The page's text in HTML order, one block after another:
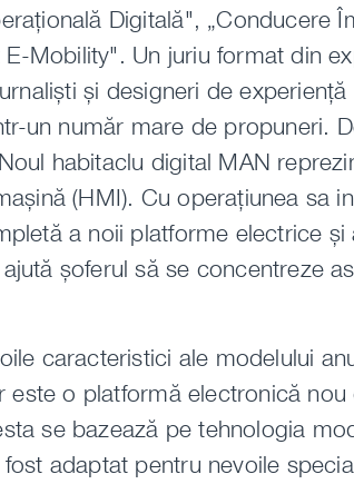
Digitală", „Conducere
E-Mobility". Un juriu format din
și designeri de
un număr mare de propuneri.
habitaclu digital MAN
(HMI). Cu operațiunea sa
a noii platforme electrice
șoferul să se concentreze
caracteristici ale modelului
este o platformă electronică
se bazează pe tehnologia
adaptat pentru nevoile